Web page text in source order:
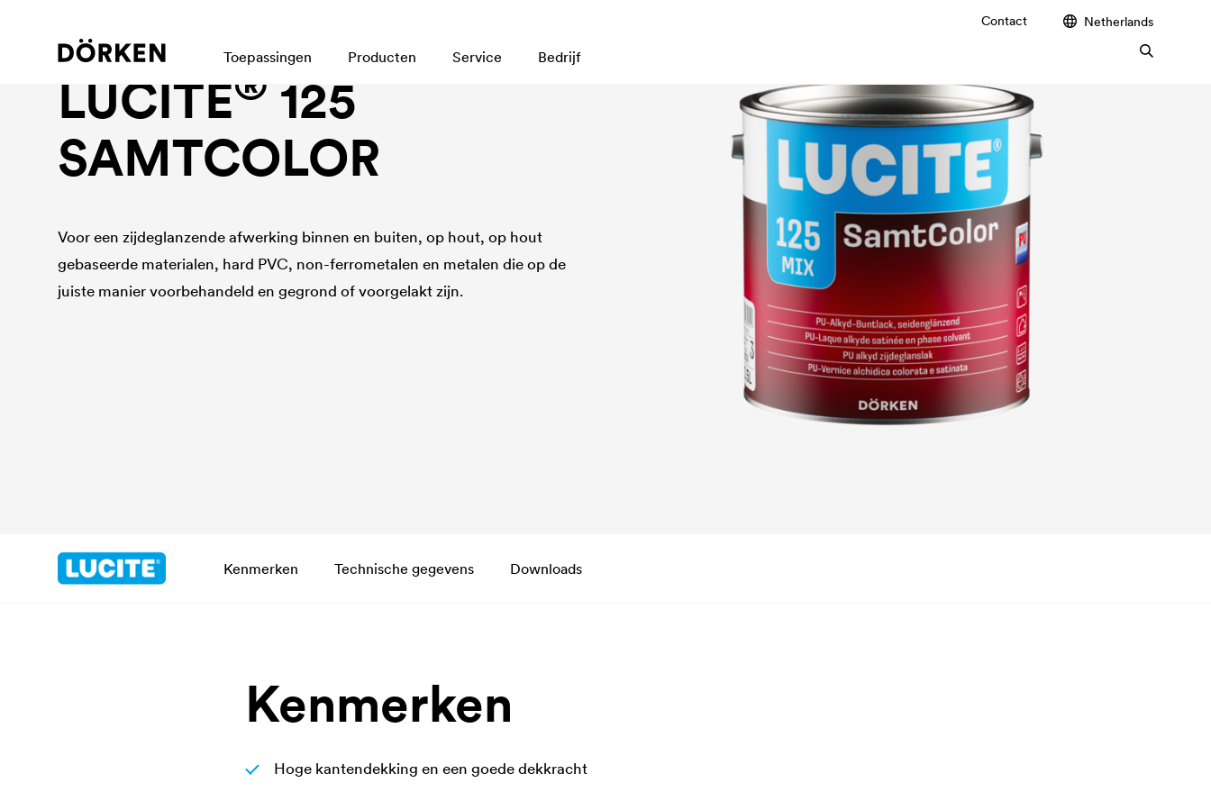
Contact Netherlands
Toepassingen Producten Service Bedrijf
Bouwlakken Oplosmiddelhoudende lakken
LUCITE® 125
SAMTCOLOR
Voor een zijdeglanzende afwerking binnen en buiten, op hout, op hout
gebaseerde materialen, hard PVC, non-ferrometalen en metalen die op de
juiste manier voorbehandeld en gegrond of voorgelakt zijn.
Kenmerken Technische gegevens Downloads
Kenmerken
Hoge kantendekking en een goede dekkracht